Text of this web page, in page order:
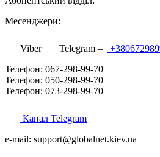
Месенджери:
Viber Telegram –
Телефон: 067-298-99-70
Телефон: 050-298-99-70
Телефон: 073-298-99-70
Канал Telegram
e-mail: support@globalnet.kiev.ua